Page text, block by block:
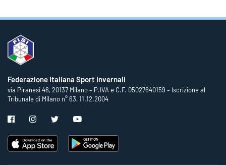
Federazione Italiana Sport Invernali
via Piranesi 46, 20137 Milano – P.IVA e C.F. 05027640159 – Iscrizione al
Tribunale di Milano n° 63, 11.12.2004